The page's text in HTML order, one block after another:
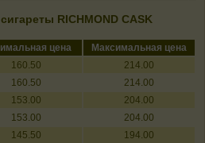
RICHMOND CASK
цена
Максимальная цена
160.50
214.00
160.50
214.00
153.00
204.00
153.00
204.00
145.50
194.00